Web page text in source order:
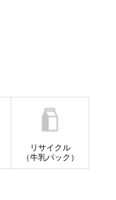
リサイクル
（牛乳パック）